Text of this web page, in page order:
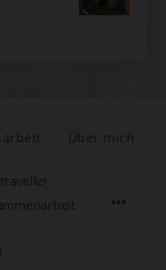
Über mich